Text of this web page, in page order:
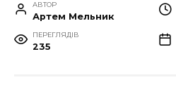
АВТОР
Артем Мельник
ПЕРЕГЛЯДІВ
235